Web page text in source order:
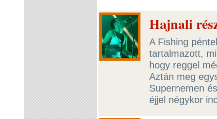
Hajnali
A Fishing
tartalmazott,
hogy reggel
Aztán meg
Supernemen
éjjel négykor